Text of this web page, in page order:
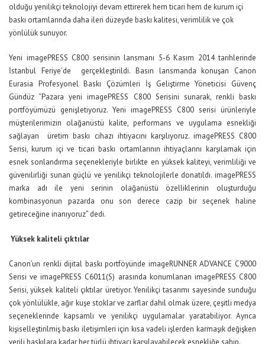
olduğu yenilikçi teknolojiyi devam ettirerek hem ticari hem de kurum içi
baskı ortamlarında daha ileri düzeyde baskı kalitesi, verimlilik ve çok
yönlülük sunuyor.
Yeni imagePRESS C800 serisinin lansmanı 5-6 Kasım 2014 tarihlerinde
İstanbul Feriye’de gerçekleştirildi. Basın lansmanda konuşan Canon
Eurasia Profesyonel Baskı Çözümleri İş Geliştirme Yöneticisi Güvenç
Gündüz “Pazara yeni imagePRESS C800 Serisini sunarak, renkli baskı
portföyümüzü genişletiyoruz. Yeni imagePRESS C800 serisi ürünleriyle
müşterilerimizin olağanüstü kalite, performans ve uygulama esnekliği
sağlayan üretim baskı cihazı ihtiyacını karşılıyoruz. imagePRESS C800
Serisi, kurum içi ve ticari baskı ortamlarının ihtiyaçlarını karşılamak için
esnek sonlandırma seçenekleriyle birlikte en yüksek kaliteyi, verimliliği ve
güvenilirliği sunan güçlü ve yenilikçi teknolojilerle donatıldı. imagePRESS
marka adı ile yeni serinin olağanüstü özelliklerinin oluşturduğu
kombinasyonun pazarda onu son derece cazip bir seçenek haline
getireceğine inanıyoruz” dedi.
Yüksek kaliteli çıktılar
Canon’un renkli dijital baskı portföyünde imageRUNNER ADVANCE C9000
Serisi ve imagePRESS C6011(S) arasında konumlanan imagePRESS C800
Serisi, yüksek kaliteli çıktılar üretiyor. Yenilikçi tasarımı sayesinde sunduğu
çok yönlülükle, ağır kuşe stoklar ve zarflar dahil olmak üzere, çeşitli medya
seçeneklerinde kapsamlı ve yenilikçi uygulamalar yaratabiliyor. Ayrıca
kişiselleştirilmiş baskı iletişimleri için kısa vadeli işlerden karmaşık değişken